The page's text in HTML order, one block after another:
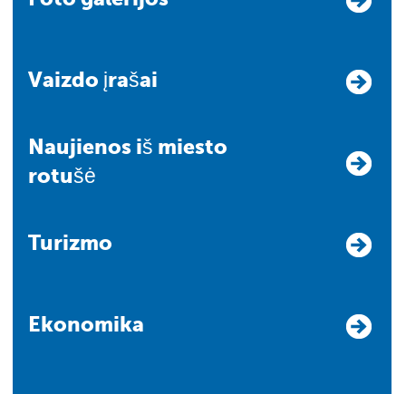
Vaizdo įrašai
Naujienos iš miesto
rotušė
Turizmo
Ekonomika